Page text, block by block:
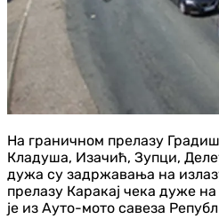
На граничном прелазу
Кладуша, Изачић, Зупци,
дужа су задржавања на
прелазу Каракај чека дуже
је из Ауто-мото савеза